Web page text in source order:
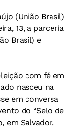
(União Brasil)
13, a parceria
Brasil) e
com fé em
nasceu na
em conversa
do “Selo de
em Salvador.